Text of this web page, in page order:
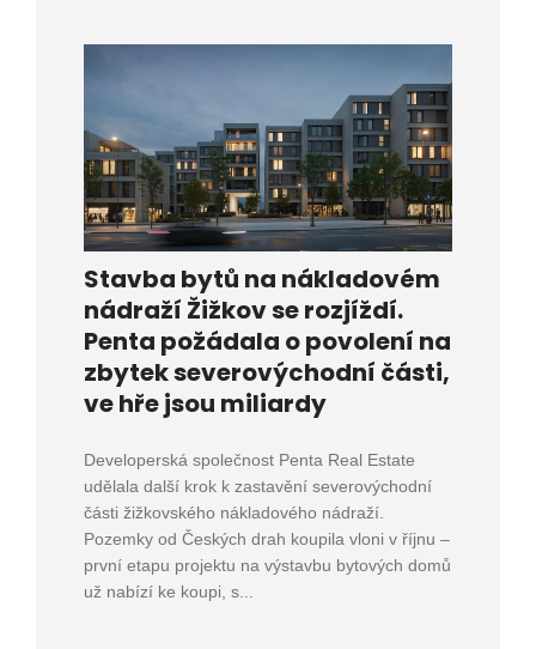
Stavba bytů na nákladovém
nádraží Žižkov se rozjíždí.
Penta požádala o povolení na
zbytek severovýchodní části,
ve hře jsou miliardy
Developerská společnost Penta Real Estate
udělala další krok k zastavění severovýchodní
části žižkovského nákladového nádraží.
Pozemky od Českých drah koupila vloni v říjnu –
první etapu projektu na výstavbu bytových domů
už nabízí ke koupi, s...